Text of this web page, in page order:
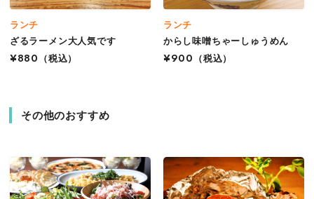
ランチ
ざるラーメン大人気です
¥880
（税込）
ランチ
からし味噌ちゃーしゅうめん
¥900
（税込）
その他のおすすめ